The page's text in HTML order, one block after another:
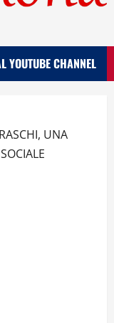
YOUTUBE CHANNEL
UNA